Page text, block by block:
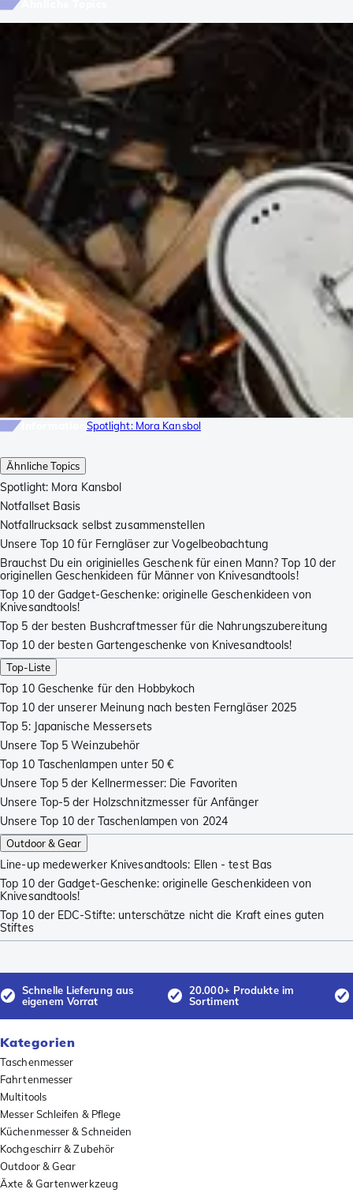
Ähnliche Topics
Spotlight: Mora Kansbol
Notfallset Basis
Notfallrucksack selbst zusammenstellen
Unsere Top 10 für Ferngläser zur Vogelbeobachtung
Brauchst Du ein originielles Geschenk für einen Mann? Top 10 der
originellen Geschenkideen für Männer von Knivesandtools!
Top 10 der Gadget-Geschenke: originelle Geschenkideen von
Knivesandtools!
Top 5 der besten Bushcraftmesser für die Nahrungszubereitung
Top 10 der besten Gartengeschenke von Knivesandtools!
Top-Liste
Top 10 Geschenke für den Hobbykoch
Top 10 der unserer Meinung nach besten Ferngläser 2025
Top 5: Japanische Messersets
Unsere Top 5 Weinzubehör
Top 10 Taschenlampen unter 50 €
Unsere Top 5 der Kellnermesser: Die Favoriten
Unsere Top-5 der Holzschnitzmesser für Anfänger
Unsere Top 10 der Taschenlampen von 2024
Outdoor & Gear
Line-up medewerker Knivesandtools: Ellen - test Bas
Top 10 der Gadget-Geschenke: originelle Geschenkideen von
Knivesandtools!
Top 10 der EDC-Stifte: unterschätze nicht die Kraft eines guten
Stiftes
Spotlight: Mora Kansbol
Schnelle Lieferung aus
eigenem Vorrat
20.000+ Produkte im
Sortiment
Kategorien
Taschenmesser
Fahrtenmesser
Multitools
Messer Schleifen & Pflege
Küchenmesser & Schneiden
Kochgeschirr & Zubehör
Outdoor & Gear
Äxte & Gartenwerkzeug